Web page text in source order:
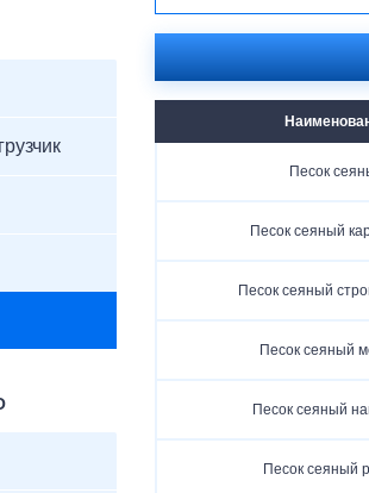
Песок
Песок сеяный
Песок сеяный
Песок сеяный
Песок сеяный
Песок сеяный